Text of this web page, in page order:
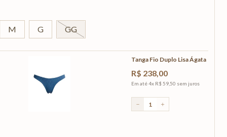
M G GG
Tanga Fio Duplo Lisa Ágata
R$ 238,00
Em até4x R$ 59 50 sem juros
＋
－